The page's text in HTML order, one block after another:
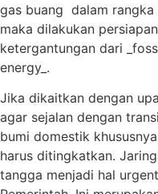
gas buang dalam rangka
maka dilakukan
ketergantungan dari
energy_.
Jika dikaitkan dengan
agar sejalan dengan
bumi domestik
harus ditingkatkan.
tangga menjadi hal